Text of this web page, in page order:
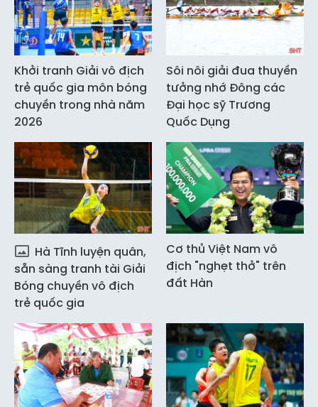
Khởi tranh Giải vô địch
trẻ quốc gia môn bóng
chuyền trong nhà năm
2026
Sôi nôi giải đua thuyền
tưởng nhớ Đông các
Đại học sỹ Trương
Quốc Dụng
Hà Tĩnh luyện quân,
sẵn sàng tranh tài Giải
Bóng chuyền vô địch
trẻ quốc gia
Cơ thủ Việt Nam vô
địch "nghẹt thở" trên
đất Hàn